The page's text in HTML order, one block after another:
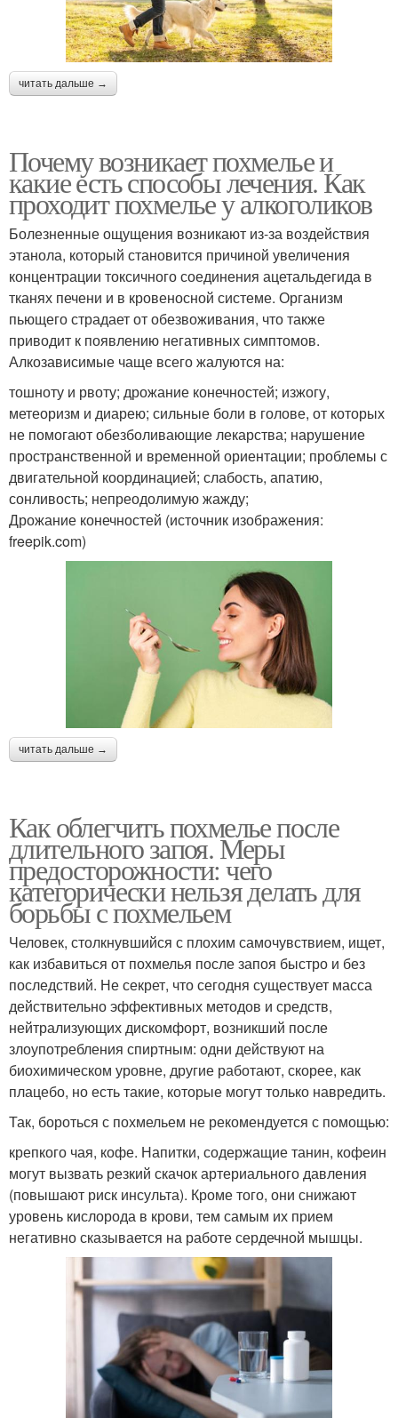
читать дальше →
Почему возникает похмелье и
какие есть способы лечения. Как
проходит похмелье у алкоголиков
Болезненные ощущения возникают из-за воздействия
этанола, который становится причиной увеличения
концентрации токсичного соединения ацетальдегида в
тканях печени и в кровеносной системе. Организм
пьющего страдает от обезвоживания, что также
приводит к появлению негативных симптомов.
Алкозависимые чаще всего жалуются на:
тошноту и рвоту; дрожание конечностей; изжогу,
метеоризм и диарею; сильные боли в голове, от которых
не помогают обезболивающие лекарства; нарушение
пространственной и временной ориентации; проблемы с
двигательной координацией; слабость, апатию,
сонливость; непреодолимую жажду;
Дрожание конечностей (источник изображения:
freepik.com)
читать дальше →
Как облегчить похмелье после
длительного запоя. Меры
предосторожности: чего
категорически нельзя делать для
борьбы с похмельем
Человек, столкнувшийся с плохим самочувствием, ищет,
как избавиться от похмелья после запоя быстро и без
последствий. Не секрет, что сегодня существует масса
действительно эффективных методов и средств,
нейтрализующих дискомфорт, возникший после
злоупотребления спиртным: одни действуют на
биохимическом уровне, другие работают, скорее, как
плацебо, но есть такие, которые могут только навредить.
Так, бороться с похмельем не рекомендуется с помощью:
крепкого чая, кофе. Напитки, содержащие танин, кофеин
могут вызвать резкий скачок артериального давления
(повышают риск инсульта). Кроме того, они снижают
уровень кислорода в крови, тем самым их прием
негативно сказывается на работе сердечной мышцы.